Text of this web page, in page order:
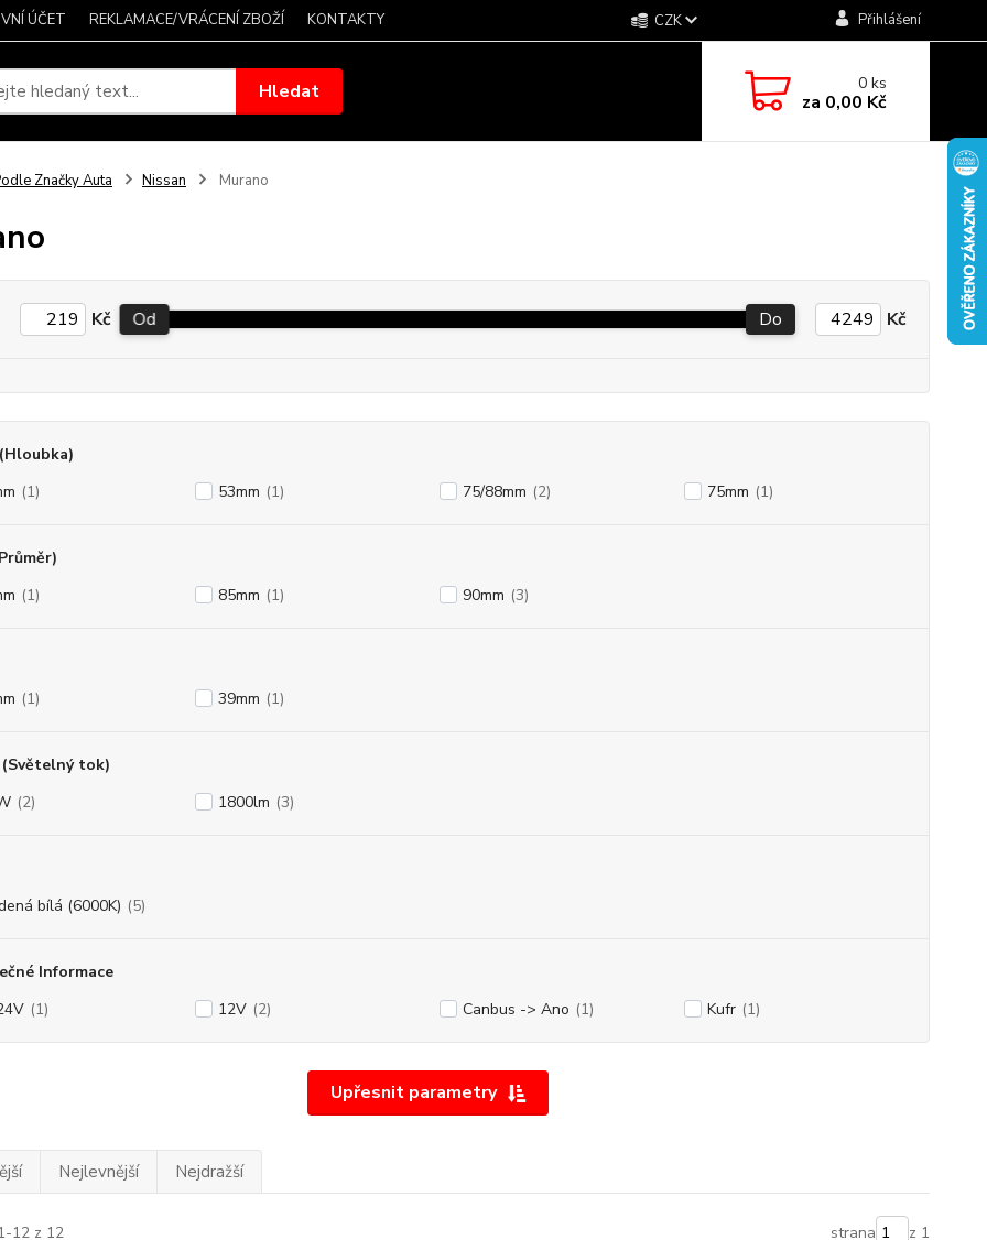
ÚČET REKLAMACE/VRÁCENÍ ZBOŽÍ KONTAKTY CZK Přihlášení
Hledat 0ks
za 0,00 Kč
Značky Auta Nissan Murano
Upřesnit parametry
Kč Od Do Kč
(1) 53mm (1) 75/88mm (2) 75mm (1)
(1) 85mm (1) 90mm (3)
(1) 39mm (1)
tok)
(2) 1800lm (3)
bílá (6000K) (5)
Informace
(1) 12V (2) Canbus -> Ano (1) Kufr (1)
Nejlevnější Nejdražší
12 z 12 strana z 1